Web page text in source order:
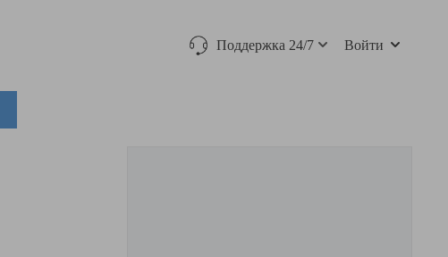
Поддержка 24/7 Войти